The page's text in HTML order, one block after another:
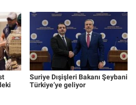
Suriye Dışişleri Bakanı Şeybani
Türkiye’ye geliyor